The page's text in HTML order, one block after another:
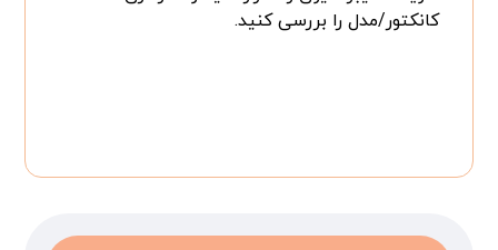
کانکتور/مدل را بررسی کنید.